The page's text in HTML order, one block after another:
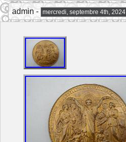
admin - mercredi, septembre 4th, 2024